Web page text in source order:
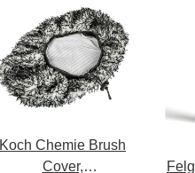
Koch Chemie Brush
Cover,